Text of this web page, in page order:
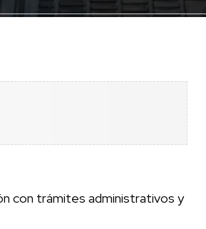
con trámites administrativos y